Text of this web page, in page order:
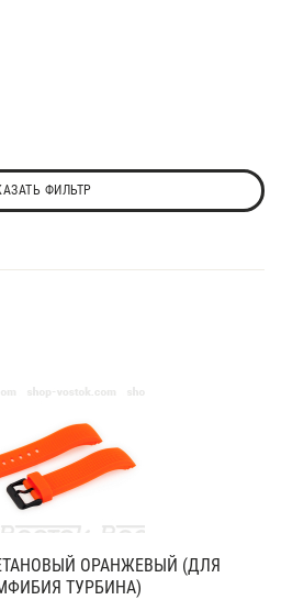
ФИЛЬТР
ОРАНЖЕВЫЙ (ДЛЯ
ТУРБИНА)